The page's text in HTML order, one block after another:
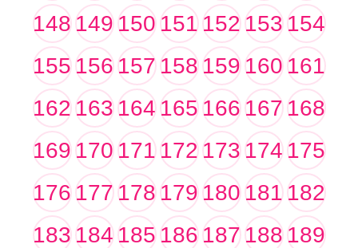
148149150151152153154
155156157158159160161
162163164165166167168
169170171172173174175
176177178179180181182
183184185186187188189